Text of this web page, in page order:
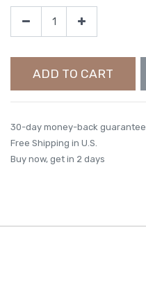
ADD TO CART
30-day money-back guarantee
Free Shipping in U.S.
Buy now, get in 2 days